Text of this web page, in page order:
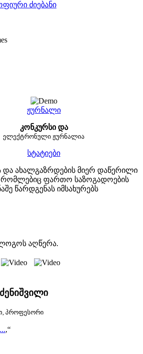
ძიებანი
ჟურნალი
კონკურსი და
ელექტრონული ჟურნალია
სტატიები
და ახალგაზრდების მიერ დაწერილი
რომლებიც ფართო საზოგადოების
წარდგენას იმსახურებს
აღწერა.
პროფესორი
,“